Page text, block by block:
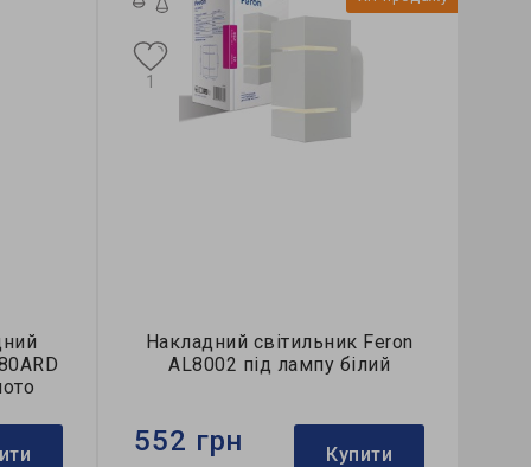
Накладний світильник Feron
AL8002 під лампу білий
1
552 грн Купити